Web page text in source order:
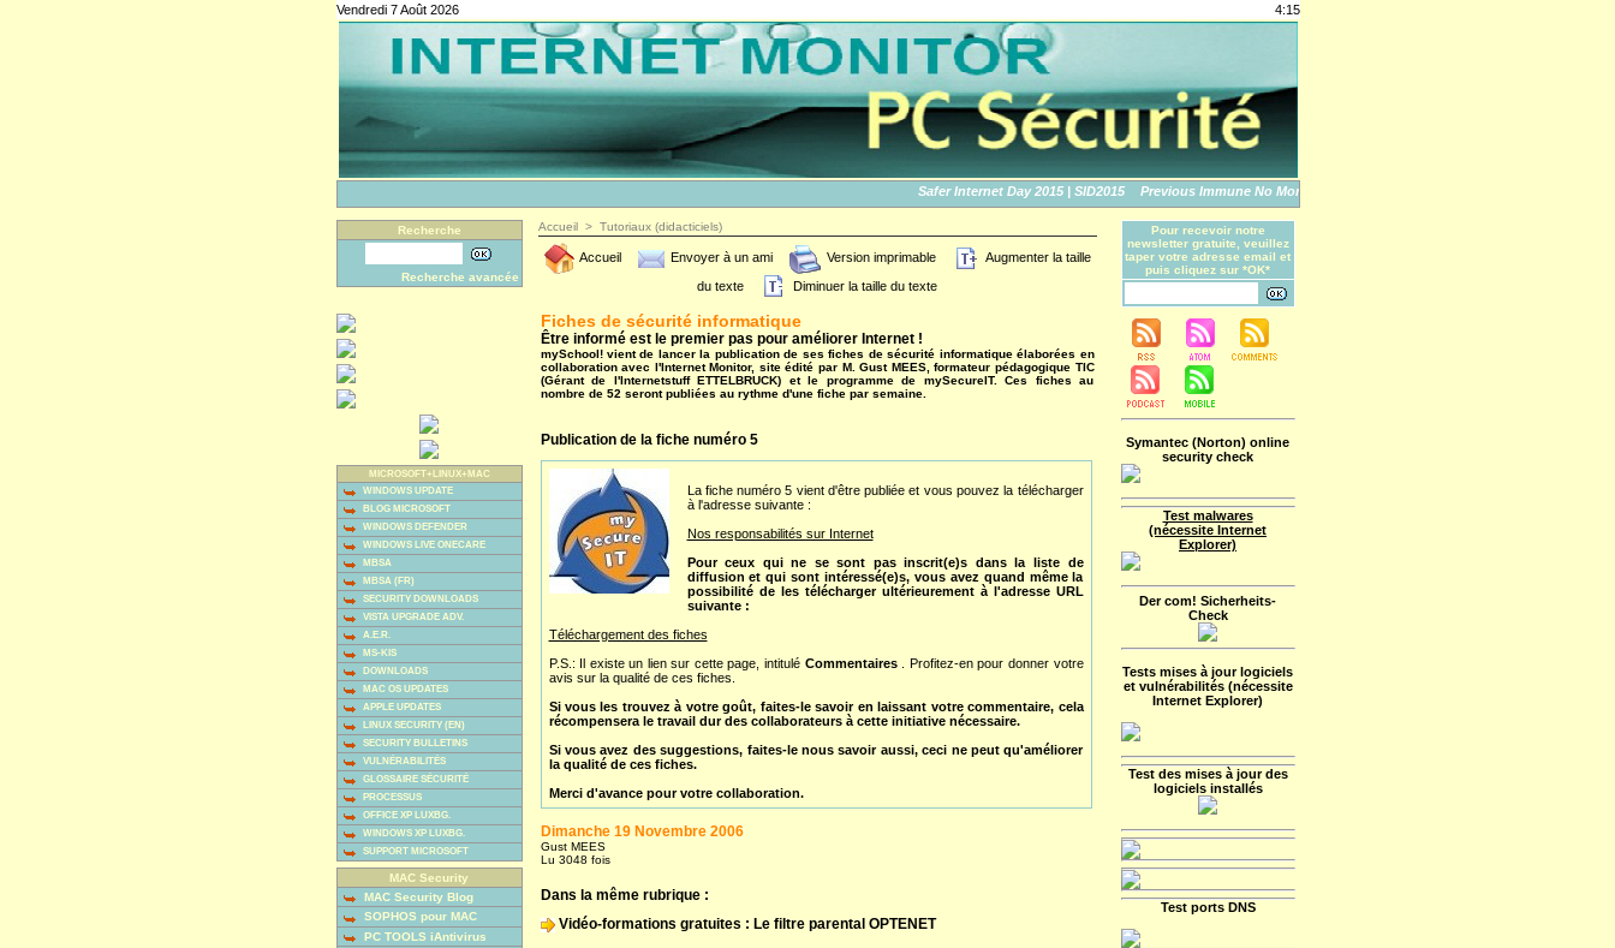
Vendredi 7 Août 2026 4:15
Safer Internet Day 2015 | SID2015 Previous Immune No More: An Apple Story
Recherche
Recherche avancée
MICROSOFT+LINUX+MAC
WINDOWS UPDATE
BLOG MICROSOFT
WINDOWS DEFENDER
WINDOWS LIVE ONECARE
MBSA
MBSA (FR)
SECURITY DOWNLOADS
VISTA UPGRADE ADV.
A.E.R.
MS-KIS
DOWNLOADS
MAC OS UPDATES
APPLE UPDATES
LINUX SECURITY (EN)
SECURITY BULLETINS
VULNÉRABILITÉS
GLOSSAIRE SÉCURITÉ
PROCESSUS
OFFICE XP LUXBG.
WINDOWS XP LUXBG.
SUPPORT MICROSOFT
MAC Security
MAC Security Blog
SOPHOS pour MAC
PC TOOLS iAntivirus
Accueil > Tutoriaux (didacticiels)
Accueil Envoyer à un ami Version imprimable
Augmenter la taille
du texte
Diminuer la taille du texte
Fiches de sécurité informatique
Être informé est le premier pas pour améliorer Internet !
mySchool! vient de lancer la publication de ses fiches de sécurité informatique élaborées en
collaboration avec l'Internet Monitor, site édité par M. Gust MEES, formateur pédagogique TIC
(Gérant de l'Internetstuff ETTELBRUCK) et le programme de mySecureIT. Ces fiches au
nombre de 52 seront publiées au rythme d'une fiche par semaine.
Publication de la fiche numéro 5
La fiche numéro 5 vient d'être publiée et vous pouvez la télécharger
à l'adresse suivante :
Nos responsabilités sur Internet
Pour ceux qui ne se sont pas inscrit(e)s dans la liste de
diffusion et qui sont intéressé(e)s, vous avez quand même la
possibilité de les télécharger ultérieurement à l'adresse URL
suivante :
Téléchargement des fiches
P.S.: Il existe un lien sur cette page, intitulé Commentaires
. Profitez-en pour donner votre
avis sur la qualité de ces fiches.
Si vous les trouvez à votre goût, faites-le savoir en laissant votre commentaire, cela
récompensera le travail dur des collaborateurs à cette initiative nécessaire.
Si vous avez des suggestions, faites-le nous savoir aussi, ceci ne peut qu'améliorer
la qualité de ces fiches.
Merci d'avance pour votre collaboration.
Dimanche 19 Novembre 2006
Gust MEES
Lu 3048 fois
Dans la même rubrique :
Vidéo-formations gratuites : Le filtre parental OPTENET
Pour recevoir notre
newsletter gratuite, veuillez
taper votre adresse email et
puis cliquez sur *OK*
Symantec (Norton) online
security check
Test malwares
(nécessite Internet
Explorer)
Der com! Sicherheits-
Check
Tests mises à jour logiciels
et vulnérabilités (nécessite
Internet Explorer)
Test des mises à jour des
logiciels installés
Test ports DNS